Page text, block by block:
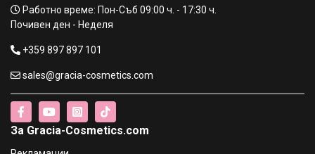
Работно време: Пон-Съб 09:00 ч. - 17:30 ч.
Почивен ден - Неделя
+359 897 897 101
sales@gracia-cosmetics.com
За Gracia-Cosmetics.com